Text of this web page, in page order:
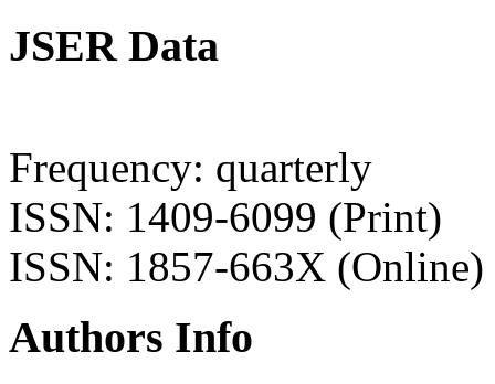
JSER Data
Frequency: quarterly
ISSN: 1409-6099 (Print)
ISSN: 1857-663X (Online)
Authors Info